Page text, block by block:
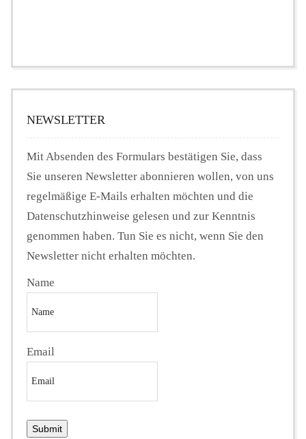
NEWSLETTER
Mit Absenden des Formulars bestätigen Sie, dass
Sie unseren Newsletter abonnieren wollen, von uns
regelmäßige E-Mails erhalten möchten und die
Datenschutzhinweise gelesen und zur Kenntnis
genommen haben. Tun Sie es nicht, wenn Sie den
Newsletter nicht erhalten möchten.
Name
Email